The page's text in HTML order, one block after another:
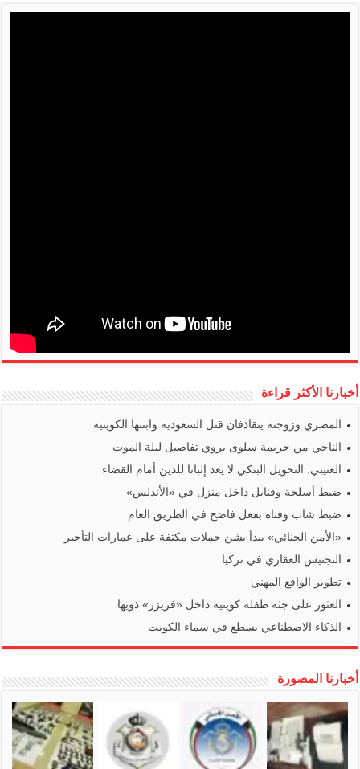
أخبارنا الأكثر قراءة
المصري وزوجته يتقاذفان قتل السعودية وابنتها الكويتية
الناجي من جريمة سلوى يروي تفاصيل ليلة الموت
العتيبي: التحويل البنكي لا يعد إثباتا للدين أمام القضاء
ضبط أسلحة وقنابل داخل منزل في «الأندلس»
ضبط شاب وفتاة بفعل فاضح في الطريق العام
«الأمن الجنائي» يبدأ بشن حملات مكثفة على عمارات التأجير
التجنيس العقاري في تركيا
تطوير الواقع المهني
العثور على جثة طفلة كويتية داخل «فريزر» ذويها
الذكاء الاصطناعي يسطع في سماء الكويت
أخبارنا المصورة